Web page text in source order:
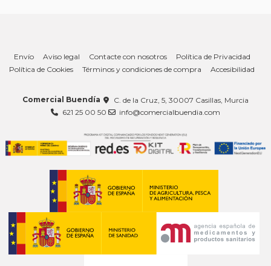
Envío Aviso legal Contacte con nosotros
Política de Privacidad
Política de Cookies
Términos y condiciones de compra Accesibilidad
Comercial Buendía
C. de la Cruz, 5, 30007 Casillas, Murcia
621 25 00 50
info@comercialbuendia.com